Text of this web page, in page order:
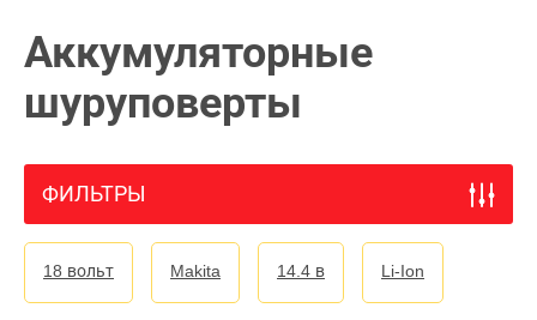
Аккумуляторные
шуруповерты
ФИЛЬТРЫ
18 вольт Makita 14.4 в Li-Ion